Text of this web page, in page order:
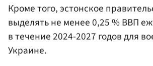
Кроме того, эстонское
выделять не менее 0,25 % ВВП
в течение 2024-2027 годов для
Украине.